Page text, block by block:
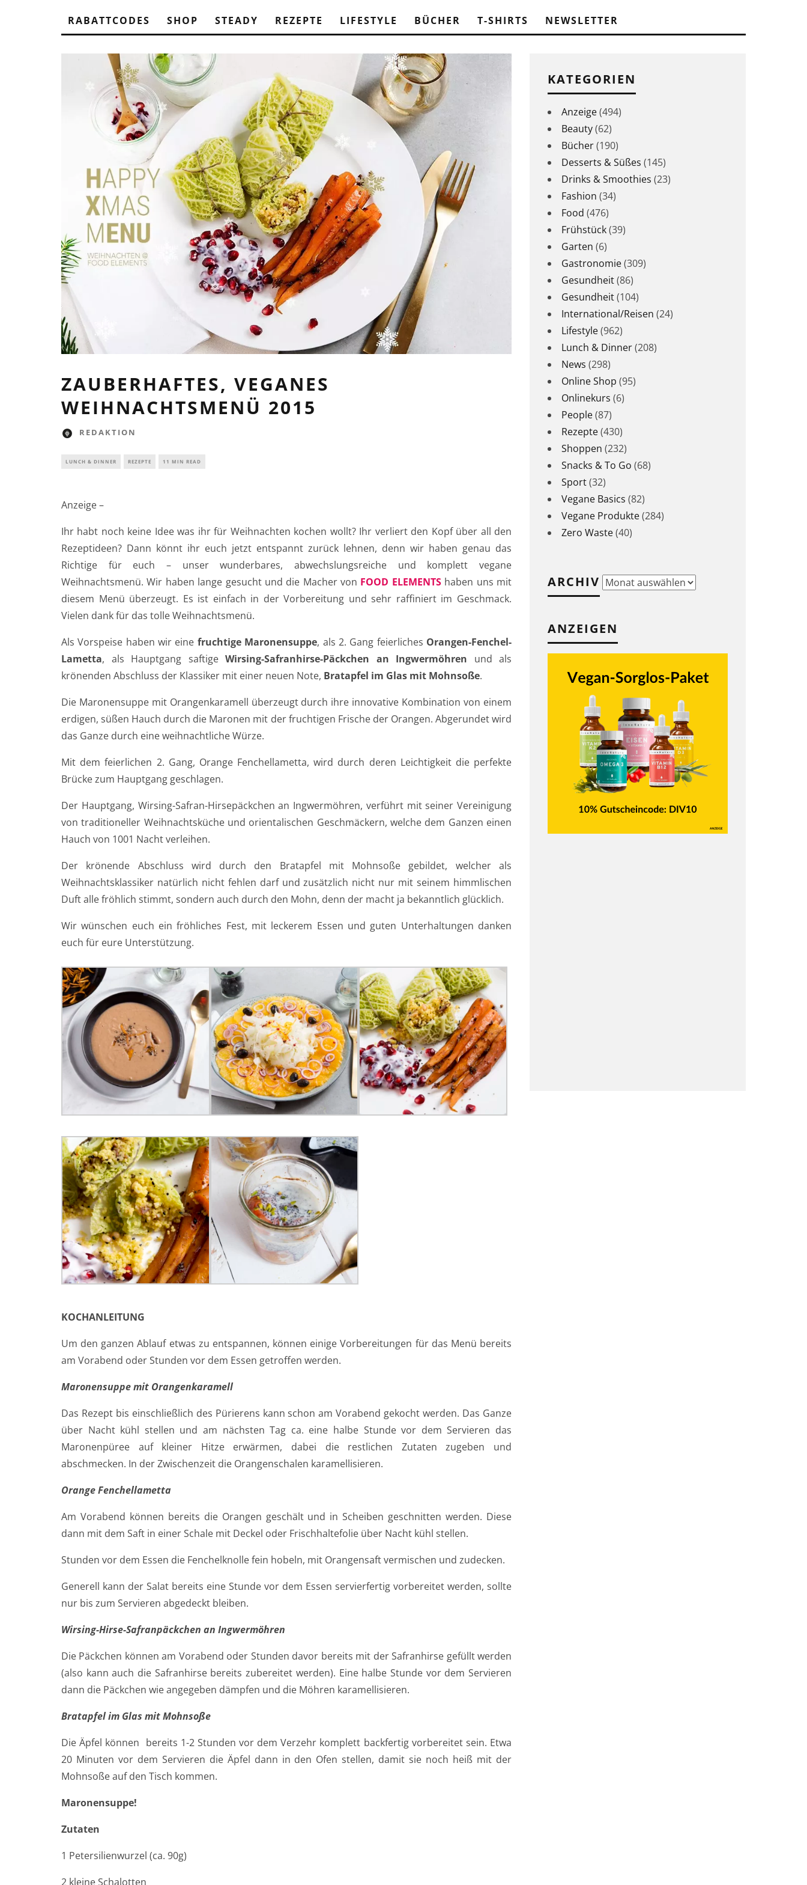
RABATTCODES SHOP STEADY REZEPTE LIFESTYLE BÜCHER T-SHIRTS NEWSLETTER
ZAUBERHAFTES, VEGANES
WEIHNACHTSMENÜ 2015
REDAKTION
LUNCH & DINNER REZEPTE 11 MIN READ
Anzeige –
Ihr habt noch keine Idee was ihr für Weihnachten kochen wollt? Ihr verliert den Kopf über all den
Rezeptideen? Dann könnt ihr euch jetzt entspannt zurück lehnen, denn wir haben genau das
Richtige für euch – unser wunderbares, abwechslungsreiche und komplett vegane
Weihnachtsmenü. Wir haben lange gesucht und die Macher von FOOD ELEMENTShaben uns mit
diesem Menü überzeugt. Es ist einfach in der Vorbereitung und sehr raffiniert im Geschmack.
Vielen dank für das tolle Weihnachtsmenü.
Als Vorspeise haben wir eine fruchtige Maronensuppe, als 2. Gang feierliches Orangen-Fenchel-
Lametta, als Hauptgang saftige Wirsing-Safranhirse-Päckchen an Ingwermöhren und als
krönenden Abschluss der Klassiker mit einer neuen Note, Bratapfel im Glas mit Mohnsoße.
Die Maronensuppe mit Orangenkaramell überzeugt durch ihre innovative Kombination von einem
erdigen, süßen Hauch durch die Maronen mit der fruchtigen Frische der Orangen. Abgerundet wird
das Ganze durch eine weihnachtliche Würze.
Mit dem feierlichen 2. Gang, Orange Fenchellametta, wird durch deren Leichtigkeit die perfekte
Brücke zum Hauptgang geschlagen.
Der Hauptgang, Wirsing-Safran-Hirsepäckchen an Ingwermöhren, verführt mit seiner Vereinigung
von traditioneller Weihnachtsküche und orientalischen Geschmäckern, welche dem Ganzen einen
Hauch von 1001 Nacht verleihen.
Der krönende Abschluss wird durch den Bratapfel mit Mohnsoße gebildet, welcher als
Weihnachtsklassiker natürlich nicht fehlen darf und zusätzlich nicht nur mit seinem himmlischen
Duft alle fröhlich stimmt, sondern auch durch den Mohn, denn der macht ja bekanntlich glücklich.
Wir wünschen euch ein fröhliches Fest, mit leckerem Essen und guten Unterhaltungen danken
euch für eure Unterstützung.
KOCHANLEITUNG
Um den ganzen Ablauf etwas zu entspannen, können einige Vorbereitungen für das Menü bereits
am Vorabend oder Stunden vor dem Essen getroffen werden.
Maronensuppe mit Orangenkaramell
Das Rezept bis einschließlich des Pürierens kann schon am Vorabend gekocht werden. Das Ganze
über Nacht kühl stellen und am nächsten Tag ca. eine halbe Stunde vor dem Servieren das
Maronenpüree auf kleiner Hitze erwärmen, dabei die restlichen Zutaten zugeben und
abschmecken. In der Zwischenzeit die Orangenschalen karamellisieren.
Orange Fenchellametta
Am Vorabend können bereits die Orangen geschält und in Scheiben geschnitten werden. Diese
dann mit dem Saft in einer Schale mit Deckel oder Frischhaltefolie über Nacht kühl stellen.
Stunden vor dem Essen die Fenchelknolle fein hobeln, mit Orangensaft vermischen und zudecken.
Generell kann der Salat bereits eine Stunde vor dem Essen servierfertig vorbereitet werden, sollte
nur bis zum Servieren abgedeckt bleiben.
Wirsing-Hirse-Safranpäckchen an Ingwermöhren
Die Päckchen können am Vorabend oder Stunden davor bereits mit der Safranhirse gefüllt werden
(also kann auch die Safranhirse bereits zubereitet werden). Eine halbe Stunde vor dem Servieren
dann die Päckchen wie angegeben dämpfen und die Möhren karamellisieren.
Bratapfel im Glas mit Mohnsoße
Die Äpfel können bereits 1-2 Stunden vor dem Verzehr komplett backfertig vorbereitet sein. Etwa
20 Minuten vor dem Servieren die Äpfel dann in den Ofen stellen, damit sie noch heiß mit der
Mohnsoße auf den Tisch kommen.
Maronensuppe!
Zutaten
1 Petersilienwurzel (ca. 90g)
2 kleine Schalotten
KATEGORIEN
Anzeige(494)
Beauty(62)
Bücher(190)
Desserts & Süßes (145)
Drinks & Smoothies (23)
Fashion (34)
Food (476)
Frühstück(39)
Garten (6)
Gastronomie(309)
Gesundheit(86)
Gesundheit(104)
International/Reisen (24)
Lifestyle(962)
Lunch & Dinner(208)
News (298)
Online Shop (95)
Onlinekurs (6)
People(87)
Rezepte(430)
Shoppen (232)
Snacks & To Go (68)
Sport(32)
Vegane Basics (82)
Vegane Produkte(284)
Zero Waste(40)
ARCHIV Archiv
ANZEIGEN